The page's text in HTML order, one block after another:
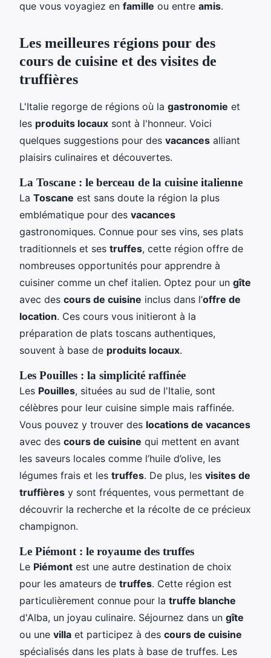
que vous voyagiez en famille ou entre amis.
Les meilleures régions pour des
cours de cuisine et des visites de
truffières
L'Italie regorge de régions où la gastronomie et
les produits locaux sont à l'honneur. Voici
quelques suggestions pour des vacances alliant
plaisirs culinaires et découvertes.
La Toscane : le berceau de la cuisine italienne
La Toscane est sans doute la région la plus
emblématique pour des vacances
gastronomiques. Connue pour ses vins, ses plats
traditionnels et ses truffes, cette région offre de
nombreuses opportunités pour apprendre à
cuisiner comme un chef italien. Optez pour un gîte
avec des cours de cuisine inclus dans l’offre de
location. Ces cours vous initieront à la
préparation de plats toscans authentiques,
souvent à base de produits locaux.
Les Pouilles : la simplicité raffinée
Les Pouilles, situées au sud de l'Italie, sont
célèbres pour leur cuisine simple mais raffinée.
Vous pouvez y trouver des locations de vacances
avec des cours de cuisine qui mettent en avant
les saveurs locales comme l’huile d’olive, les
légumes frais et les truffes. De plus, les visites de
truffières y sont fréquentes, vous permettant de
découvrir la recherche et la récolte de ce précieux
champignon.
Le Piémont : le royaume des truffes
Le Piémont est une autre destination de choix
pour les amateurs de truffes. Cette région est
particulièrement connue pour la truffe blanche
d'Alba, un joyau culinaire. Séjournez dans un gîte
ou une villa et participez à des cours de cuisine
spécialisés dans les plats à base de truffes. Les